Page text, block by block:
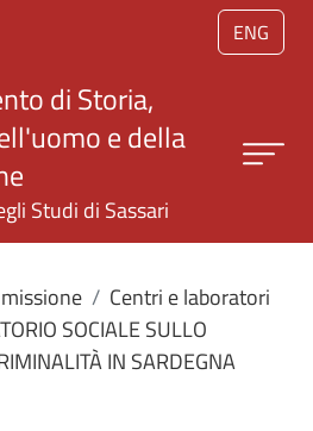
Salta al contenuto principale
ENG
di Storia,
e della
Studi di Sassari
Centri e laboratori
SOCIALE SULLO
IN SARDEGNA